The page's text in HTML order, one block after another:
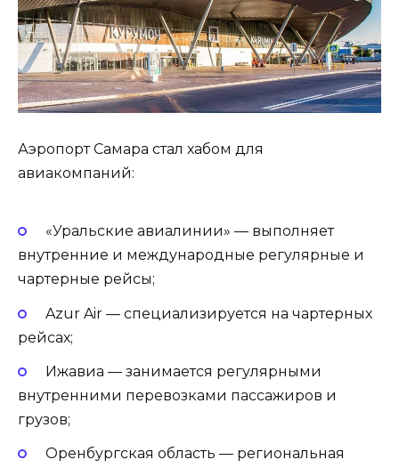
Аэропорт Самара стал хабом для
авиакомпаний:
«Уральские авиалинии» — выполняет
внутренние и международные регулярные и
чартерные рейсы;
Azur Air — специализируется на чартерных
рейсах;
Ижавиа — занимается регулярными
внутренними перевозками пассажиров и
грузов;
Оренбургская область — региональная